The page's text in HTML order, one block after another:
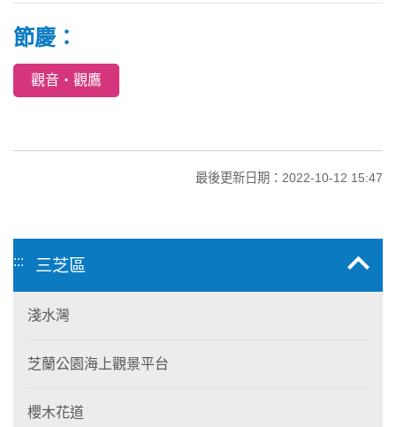
節慶：
觀音‧觀鷹
最後更新日期：2022-10-12 15:47
::: 三芝區
淺水灣
芝蘭公園海上觀景平台
櫻木花道